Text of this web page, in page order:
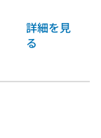
詳細を見
る